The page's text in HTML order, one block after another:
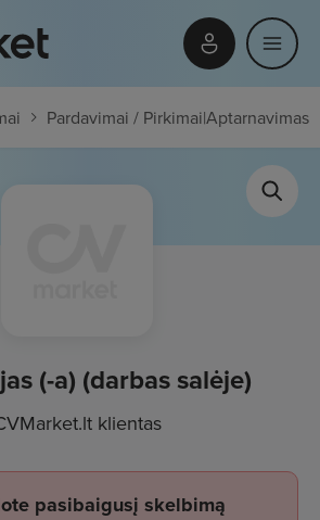
Pardavimai / Pirkimai|Aptarnavimas
(-a) (darbas salėje)
klientas
pasibaigusį skelbimą